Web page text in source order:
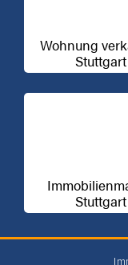
Wohnung
Stuttgart
Stuttgart